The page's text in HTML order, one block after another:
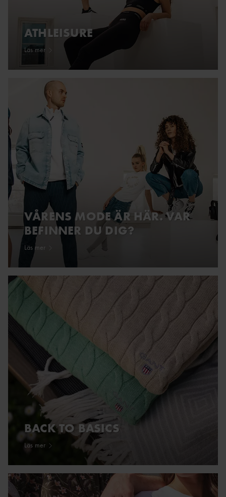
ATHLEISURE
Läs mer
VÅRENS MODE ÄR HÄR. VAR
BEFINNER DU DIG?
Läs mer
BACK TO BASICS
Läs mer